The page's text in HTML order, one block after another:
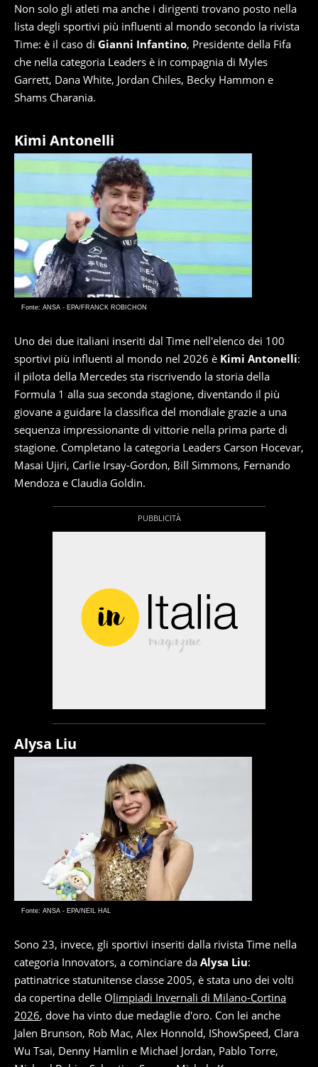
Non solo gli atleti ma anche i dirigenti trovano posto nella
lista degli sportivi più influenti al mondo secondo la rivista
Time: è il caso di Gianni Infantino, Presidente della Fifa
che nella categoria Leaders è in compagnia di Myles
Garrett, Dana White, Jordan Chiles, Becky Hammon e
Shams Charania.
Kimi Antonelli
Fonte: ANSA - EPA/FRANCK ROBICHON
Uno dei due italiani inseriti dal Time nell'elenco dei 100
sportivi più influenti al mondo nel 2026 è Kimi Antonelli:
il pilota della Mercedes sta riscrivendo la storia della
Formula 1 alla sua seconda stagione, diventando il più
giovane a guidare la classifica del mondiale grazie a una
sequenza impressionante di vittorie nella prima parte di
stagione. Completano la categoria Leaders Carson Hocevar,
Masai Ujiri, Carlie Irsay-Gordon, Bill Simmons, Fernando
Mendoza e Claudia Goldin.
Alysa Liu
Fonte: ANSA - EPA/NEIL HAL
Sono 23, invece, gli sportivi inseriti dalla rivista Time nella
categoria Innovators, a cominciare da Alysa Liu:
pattinatrice statunitense classe 2005, è stata uno dei volti
da copertina delle Olimpiadi Invernali di Milano-Cortina
2026, dove ha vinto due medaglie d'oro. Con lei anche
Jalen Brunson, Rob Mac, Alex Honnold, IShowSpeed, Clara
Wu Tsai, Denny Hamlin e Michael Jordan, Pablo Torre,